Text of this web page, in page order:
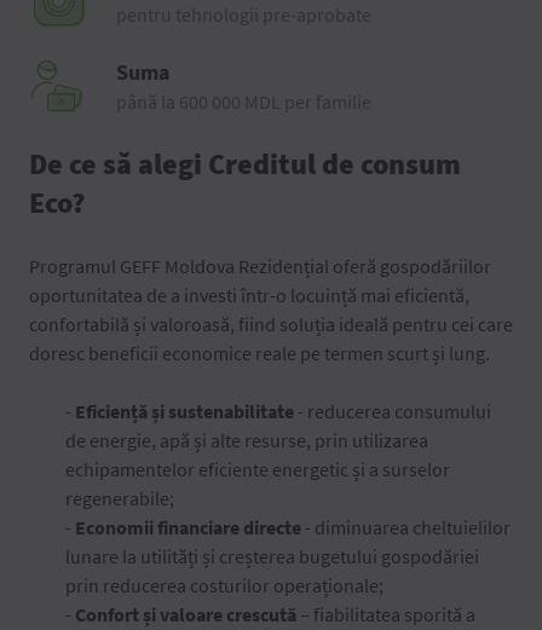
pentru tehnologii pre-aprobate
Suma
până la 600 000 MDL per familie
De ce să alegi Creditul de consum
Eco?
Programul GEFF Moldova Rezidențial oferă gospodăriilor
oportunitatea de a investi într-o locuință mai eficientă,
confortabilă și valoroasă, fiind soluția ideală pentru cei care
doresc beneficii economice reale pe termen scurt și lung.
- Eficiență și sustenabilitate - reducerea consumului
de energie, apă și alte resurse, prin utilizarea
echipamentelor eficiente energetic și a surselor
regenerabile;
- Economii financiare directe - diminuarea cheltuielilor
lunare la utilități și creșterea bugetului gospodăriei
prin reducerea costurilor operaționale;
- Confort și valoare crescută – fiabilitatea sporită a